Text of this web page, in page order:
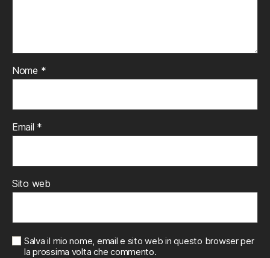
Nome *
Email *
Sito web
Salva il mio nome, email e sito web in questo browser per
la prossima volta che commento.